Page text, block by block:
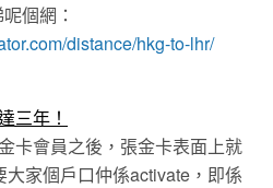
個網：
distance/hkg-to-lhr/
三年！
卡會員之後，張金卡表面上就
家個戶口仲係activate，即係